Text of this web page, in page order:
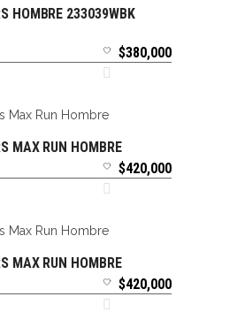
OPCIONES
HOMBRE 233039WBK
$380,000
OPCIONES
MAX RUN HOMBRE
$420,000
OPCIONES
MAX RUN HOMBRE
$420,000